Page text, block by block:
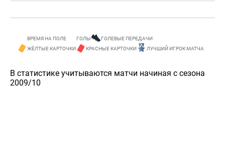
ВРЕМЯ НА ПОЛЕ ГОЛЫ
ГОЛЕВЫЕ ПЕРЕДАЧИ
ЖЁЛТЫЕ КАРТОЧКИ
КРАСНЫЕ КАРТОЧКИ ЛУЧШИЙ ИГРОК МАТЧА
В статистике учитываются матчи начиная с сезона
2009/10